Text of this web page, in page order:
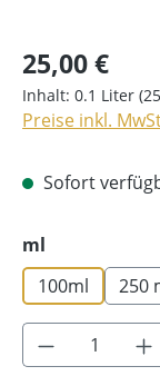
25,00 €
Inhalt: 0.1 Liter
Preise inkl.
Sofort
ml
100ml
250
Produkt